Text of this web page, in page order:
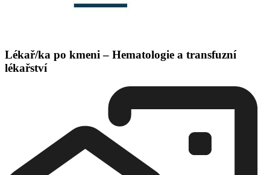
Lékař/ka po kmeni – Hematologie a transfuzní
lékařství